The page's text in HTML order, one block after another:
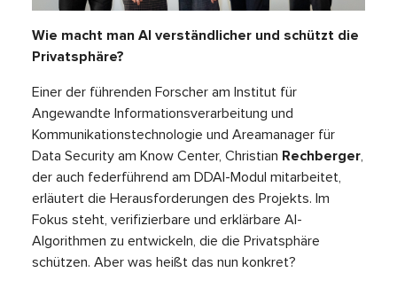
Wie macht man AI verständlicher und schützt die
Privatsphäre?
Einer der führenden Forscher am Institut für
Angewandte Informationsverarbeitung und
Kommunikationstechnologie und Areamanager für
Data Security am Know Center, Christian Rechberger,
der auch federführend am DDAI-Modul mitarbeitet,
erläutert die Herausforderungen des Projekts. Im
Fokus steht, verifizierbare und erklärbare AI-
Algorithmen zu entwickeln, die die Privatsphäre
schützen. Aber was heißt das nun konkret?